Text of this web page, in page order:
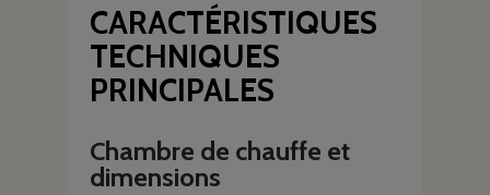
CARACTÉRISTIQUES
TECHNIQUES
PRINCIPALES
Chambre de chauffe et
dimensions